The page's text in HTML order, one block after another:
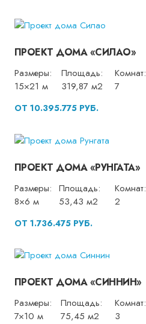
ПРОЕКТ ДОМА «СИЛАО»
Размеры:
15×21 м
Площадь:
319,87 м2
Комнат:
7
ОТ 10.395.775 РУБ.
ПРОЕКТ ДОМА «РУНГАТА»
Размеры:
8×6 м
Площадь:
53,43 м2
Комнат:
2
ОТ 1.736.475 РУБ.
ПРОЕКТ ДОМА «СИННИН»
Размеры:
7×10 м
Площадь:
75,45 м2
Комнат:
3